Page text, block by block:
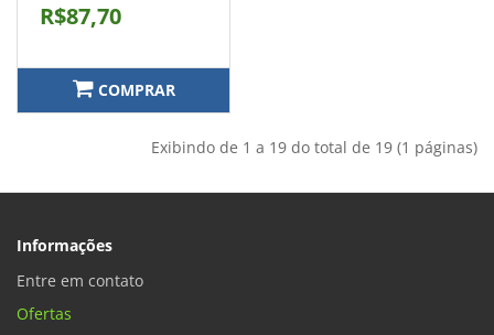
R$87,70
COMPRAR
Exibindo de 1 a 19 do total de 19 (1 páginas)
Informações
Entre em contato
Ofertas